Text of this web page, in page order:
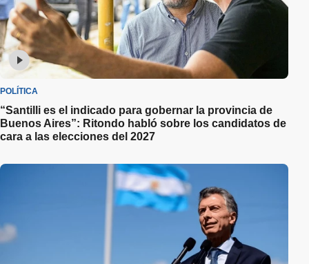
POLÍTICA
“Santilli es el indicado para gobernar la provincia de
Buenos Aires”: Ritondo habló sobre los candidatos de
cara a las elecciones del 2027